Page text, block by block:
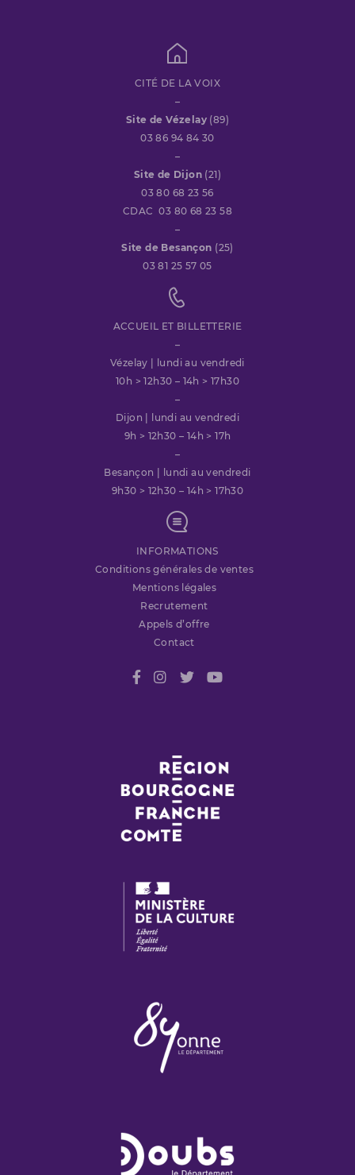
CITÉ DE LA VOIX
–
Site de Vézelay (89)
03 86 94 84 30
–
Site de Dijon (21)
03 80 68 23 56
CDAC 03 80 68 23 58
–
Site de Besançon (25)
03 81 25 57 05
ACCUEIL ET BILLETTERIE
–
Vézelay | lundi au vendredi
10h > 12h30 – 14h > 17h30
–
Dijon | lundi au vendredi
9h > 12h30 – 14h > 17h
–
Besançon | lundi au vendredi
9h30 > 12h30 – 14h > 17h30
INFORMATIONS
Conditions générales de ventes
Mentions légales
Recrutement
Appels d’offre
Contact